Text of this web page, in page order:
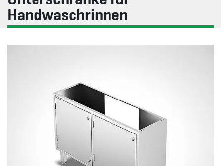
Handwaschrinnen